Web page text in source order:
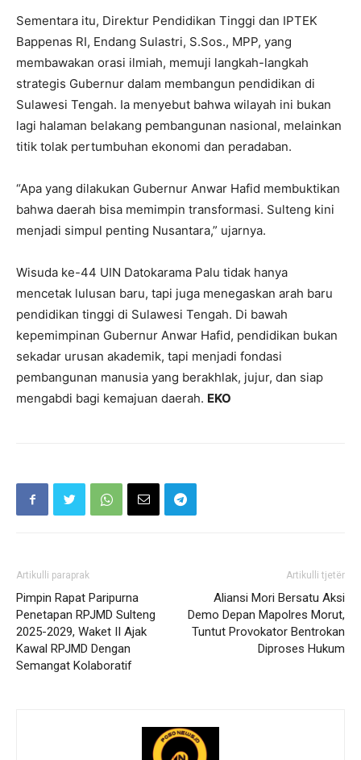
Sementara itu, Direktur Pendidikan Tinggi dan IPTEK
Bappenas RI, Endang Sulastri, S.Sos., MPP, yang
membawakan orasi ilmiah, memuji langkah-langkah
strategis Gubernur dalam membangun pendidikan di
Sulawesi Tengah. Ia menyebut bahwa wilayah ini bukan
lagi halaman belakang pembangunan nasional, melainkan
titik tolak pertumbuhan ekonomi dan peradaban.
“Apa yang dilakukan Gubernur Anwar Hafid membuktikan
bahwa daerah bisa memimpin transformasi. Sulteng kini
menjadi simpul penting Nusantara,” ujarnya.
Wisuda ke-44 UIN Datokarama Palu tidak hanya
mencetak lulusan baru, tapi juga menegaskan arah baru
pendidikan tinggi di Sulawesi Tengah. Di bawah
kepemimpinan Gubernur Anwar Hafid, pendidikan bukan
sekadar urusan akademik, tapi menjadi fondasi
pembangunan manusia yang berakhlak, jujur, dan siap
mengabdi bagi kemajuan daerah. EKO
Artikulli paraprak
Pimpin Rapat Paripurna
Penetapan RPJMD Sulteng
2025-2029, Waket II Ajak
Kawal RPJMD Dengan
Semangat Kolaboratif
Artikulli tjetër
Aliansi Mori Bersatu Aksi
Demo Depan Mapolres Morut,
Tuntut Provokator Bentrokan
Diproses Hukum